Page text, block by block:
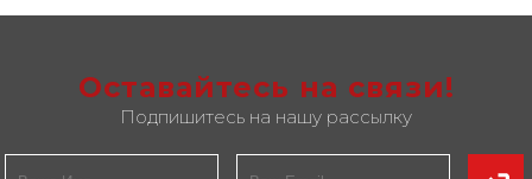
Оставайтесь на связи!
Подпишитесь на нашу рассылку